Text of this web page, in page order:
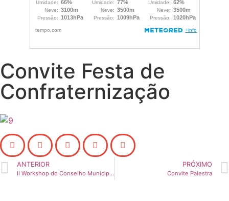
Convite Festa de
Confraternização
ANTERIOR
II Workshop do Conselho Municipal de Desenvolvimento Agropecuário: Empreendedorismo no Setor Agropecuário
PRÓXIMO
Convite Palestra